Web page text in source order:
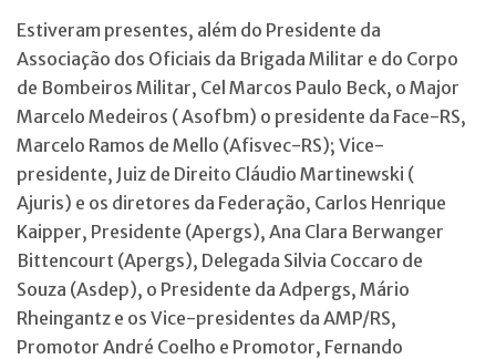
Estiveram presentes, além do Presidente da
Associação dos Oficiais da Brigada Militar e do Corpo
de Bombeiros Militar, Cel Marcos Paulo Beck, o Major
Marcelo Medeiros ( Asofbm) o presidente da Face-RS,
Marcelo Ramos de Mello (Afisvec-RS); Vice-
presidente, Juiz de Direito Cláudio Martinewski (
Ajuris) e os diretores da Federação, Carlos Henrique
Kaipper, Presidente (Apergs), Ana Clara Berwanger
Bittencourt (Apergs), Delegada Silvia Coccaro de
Souza (Asdep), o Presidente da Adpergs, Mário
Rheingantz e os Vice-presidentes da AMP/RS,
Promotor André Coelho e Promotor, Fernando